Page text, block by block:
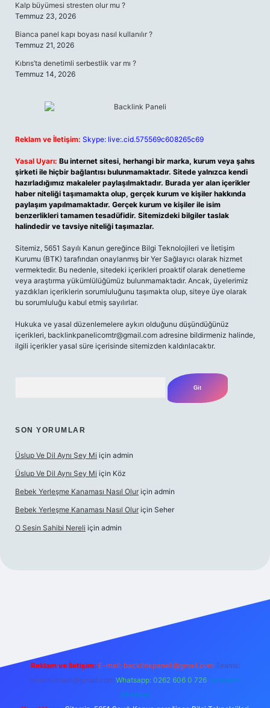
Kalp büyümesi stresten olur mu ?
Temmuz 23, 2026
Bianca panel kapı boyası nasıl kullanılır ?
Temmuz 21, 2026
Kıbrıs’ta denetimli serbestlik var mı ?
Temmuz 14, 2026
Reklam ve İletişim: Skype: live:.cid.575569c608265c69
Yasal Uyarı: Bu internet sitesi, herhangi bir marka, kurum veya şahıs
şirketi ile hiçbir bağlantısı bulunmamaktadır. Sitede yalnızca kendi
hazırladığımız makaleler paylaşılmaktadır. Burada yer alan içerikler
haber niteliği taşımamakta olup, gerçek kurum ve kişiler hakkında
paylaşım yapılmamaktadır. Gerçek kurum ve kişiler ile isim
benzerlikleri tamamen tesadüfidir. Sitemizdeki bilgiler taslak
halindedir ve tavsiye niteliği taşımazlar.
Sitemiz, 5651 Sayılı Kanun gereğince Bilgi Teknolojileri ve İletişim
Kurumu (BTK) tarafından onaylanmış bir Yer Sağlayıcı olarak hizmet
vermektedir. Bu nedenle, sitedeki içerikleri proaktif olarak denetleme
veya araştırma yükümlülüğümüz bulunmamaktadır. Ancak, üyelerimiz
yazdıkları içeriklerin sorumluluğunu taşımakta olup, siteye üye olarak
bu sorumluluğu kabul etmiş sayılırlar.
Hukuka ve yasal düzenlemelere aykırı olduğunu düşündüğünüz
içerikleri, backlinkpanelicomtr@gmail.com adresine bildirmeniz halinde,
ilgili içerikler yasal süre içerisinde sitemizden kaldırılacaktır.
SON YORUMLAR
Üslup Ve Dil Aynı Şey Mi için admin
Üslup Ve Dil Aynı Şey Mi için Köz
Bebek Yerleşme Kanaması Nasıl Olur için admin
Bebek Yerleşme Kanaması Nasıl Olur için Seher
O Sesin Sahibi Nereli için admin
Reklam ve İletişim: E-mail: backlinkpaneli@gmail.com Teams:
forumhizmeti@gmail.com Whatsapp: 0262 606 0 726 Telegram:
@karabul